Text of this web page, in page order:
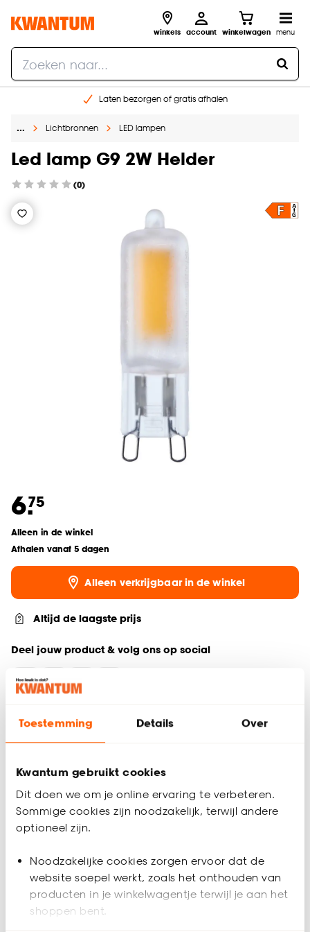
Toestemming Details Over
Kwantum gebruikt cookies
Dit doen we om je online ervaring te verbeteren.
Sommige cookies zijn noodzakelijk, terwijl andere
optioneel zijn.
Noodzakelijke cookies zorgen ervoor dat de
website soepel werkt, zoals het onthouden van
producten in je winkelwagentje terwijl je aan het
shoppen bent.
winkels account winkelwagen menu
Laten bezorgen of gratis afhalen
Gratis raam advies en opmeten aan huis
… Lichtbronnen LED lampen
Led lamp G9 2W Helder
(0)
6.75
Alleen in de winkel
Afhalen vanaf 5 dagen
Alleen verkrijgbaar in de winkel
Altijd de laagste prijs
Deel jouw product & volg ons op social
Productomschrijving
LED lamp. G9 fitting. 2W. Helder.
Productspecificaties
Artikelnummer 4306405
EAN nummer
Wit
Materiaal
Overige informatie